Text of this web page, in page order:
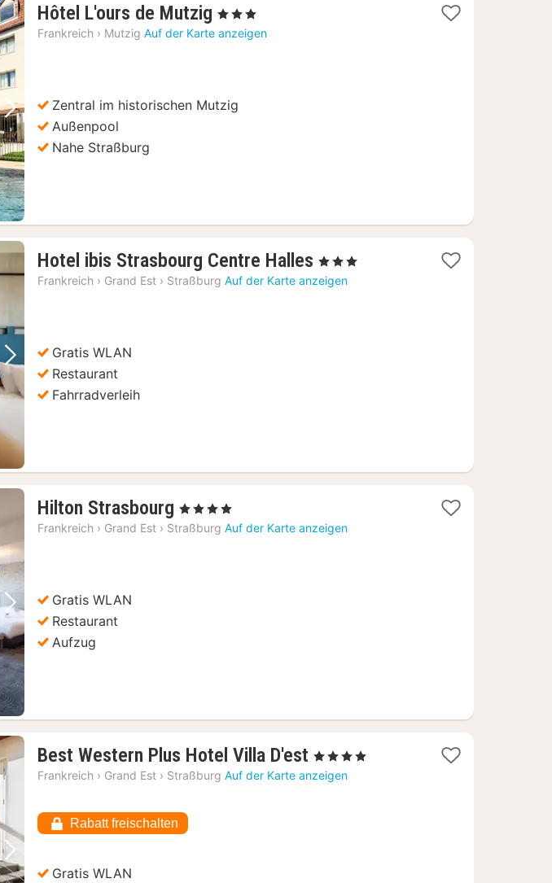
Nächstes Bild
Hôtel L'ours de Mutzig 1
Nacht
, 3 Sterne
Frankreich › Mutzig Auf der Karte anzeigen
Zentral im historischen Mutzig
Außenpool
Nahe Straßburg
Nächstes Bild
Hotel ibis Strasbourg Centre Halles 1
Nacht
, 3 Sterne
Frankreich › Grand Est › Straßburg Auf der Karte anzeigen
Gratis WLAN
Restaurant
Fahrradverleih
Nächstes Bild
Hilton Strasbourg 1
Nacht
, 4 Sterne
Frankreich › Grand Est › Straßburg Auf der Karte anzeigen
Gratis WLAN
Restaurant
Aufzug
Nächstes Bild
Best Western Plus Hotel Villa D'est 1
Nacht
, 4 Sterne
Frankreich › Grand Est › Straßburg Auf der Karte anzeigen
Rabatt freischalten
Gratis WLAN